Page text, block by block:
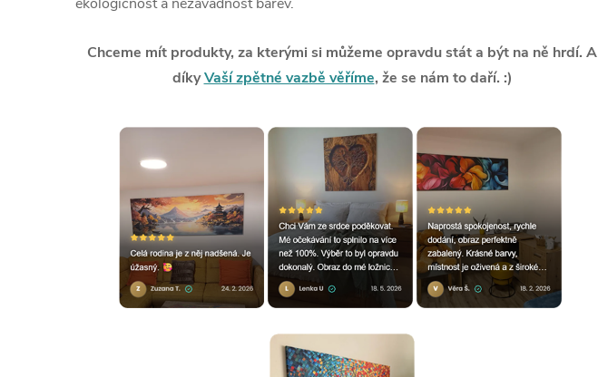
Chceme mít produkty, za kterými si můžeme opravdu stát a být na ně hrdí. A
díkyVaší zpětné vazbě věříme, že se nám to daří. :)